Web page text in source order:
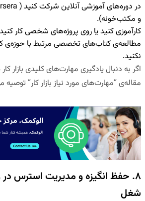
در دوره‌های آموزشی آنلاین
و مکتب‌خونه).
کارآموزی کنیدیا روی پروژه‌های شخصی کار
مطالعه‌ی کتاب‌های تخصصی مرتبط با حوزه‌ی
نکنید.
اگر به دنبال یادگیری مهارت‌های کلیدی بازار
مقاله‌ی“مهارت‌های مورد نیاز بازار کار“توصیه
۸. حفظ انگیزه و مدیریت استرس
شغل